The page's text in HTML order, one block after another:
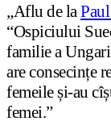
„Aflu de la
“Ospiciului
familie a
are consecințe
femeile și-au
femei.”